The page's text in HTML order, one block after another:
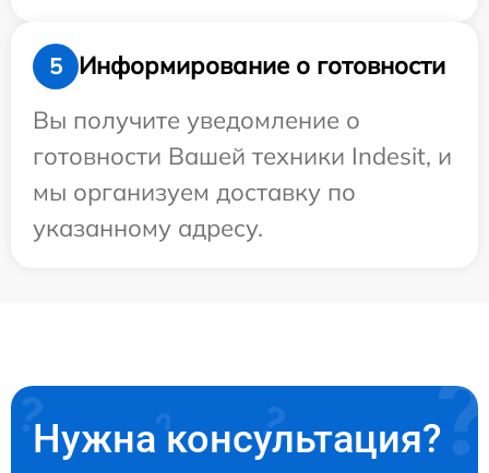
5
Информирование о готовности
Вы получите уведомление о
готовности Вашей техники Indesit, и
мы организуем доставку по
указанному адресу.
Нужна консультация?